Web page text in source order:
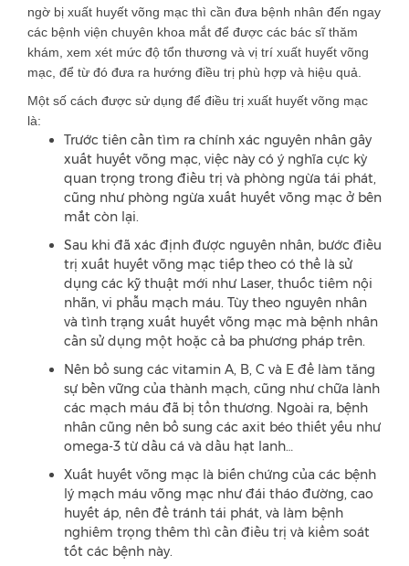
ngờ bị xuất huyết võng mạc thì cần đưa bệnh nhân đến ngay
các bệnh viện chuyên khoa mắt để được các bác sĩ thăm
khám, xem xét mức độ tổn thương và vị trí xuất huyết võng
mạc, để từ đó đưa ra hướng điều trị phù hợp và hiệu quả.
Một số cách được sử dụng để điều trị xuất huyết võng mạc
là:
Trước tiên cần tìm ra chính xác nguyên nhân gây
xuất huyết võng mạc, việc này có ý nghĩa cực kỳ
quan trọng trong điều trị và phòng ngừa tái phát,
cũng như phòng ngừa xuất huyết võng mạc ở bên
mắt còn lại.
Sau khi đã xác định được nguyên nhân, bước điều
trị xuất huyết võng mạc tiếp theo có thể là sử
dụng các kỹ thuật mới như Laser, thuốc tiêm nội
nhãn, vi phẫu mạch máu. Tùy theo nguyên nhân
và tình trạng xuất huyết võng mạc mà bệnh nhân
cần sử dụng một hoặc cả ba phương pháp trên.
Nên bổ sung các vitamin A, B, C và E để làm tăng
sự bền vững của thành mạch, cũng như chữa lành
các mạch máu đã bị tổn thương. Ngoài ra, bệnh
nhân cũng nên bổ sung các axit béo thiết yếu như
omega-3 từ dầu cá và dầu hạt lanh…
Xuất huyết võng mạc là biến chứng của các bệnh
lý mạch máu võng mạc như đái tháo đường, cao
huyết áp, nên để tránh tái phát, và làm bệnh
nghiêm trọng thêm thì cần điều trị và kiểm soát
tốt các bệnh này.